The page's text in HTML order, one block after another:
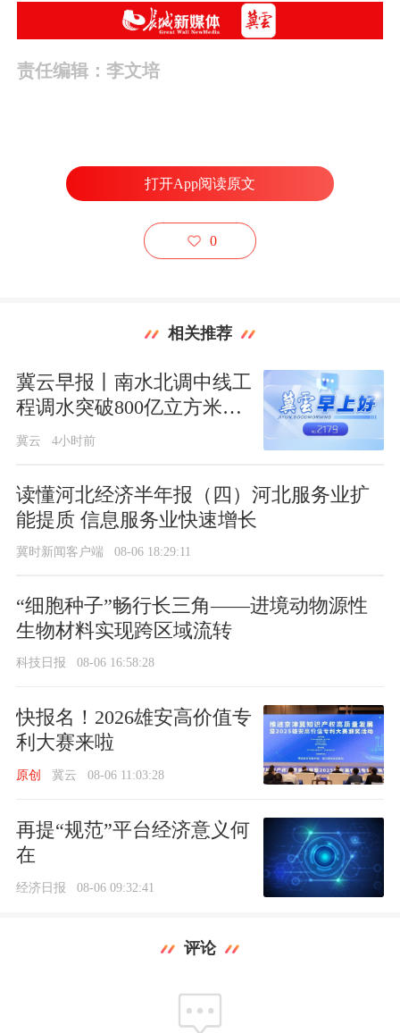
责任编辑：李文培
打开App阅读原文
0
相关推荐
冀云早报丨南水北调中线工
程调水突破800亿立方米；
河北关键工序数控化率连续
冀云 4小时前
读懂河北经济半年报（四）河北服务业扩
能提质 信息服务业快速增长
冀时新闻客户端 08-06 18:29:11
“细胞种子”畅行长三角——进境动物源性
生物材料实现跨区域流转
科技日报 08-06 16:58:28
快报名！2026雄安高价值专
利大赛来啦
原创 冀云 08-06 11:03:28
再提“规范”平台经济意义何
在
经济日报 08-06 09:32:41
评论